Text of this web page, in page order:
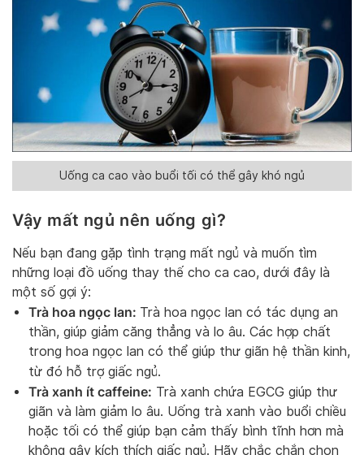
Uống ca cao vào buổi tối có thể gây khó ngủ
Vậy mất ngủ nên uống gì?
Nếu bạn đang gặp tình trạng mất ngủ và muốn tìm
những loại đồ uống thay thế cho ca cao, dưới đây là
một số gợi ý:
Trà hoa ngọc lan: Trà hoa ngọc lan có tác dụng an
thần, giúp giảm căng thẳng và lo âu. Các hợp chất
trong hoa ngọc lan có thể giúp thư giãn hệ thần kinh,
từ đó hỗ trợ giấc ngủ.
Trà xanh ít caffeine: Trà xanh chứa EGCG giúp thư
giãn và làm giảm lo âu. Uống trà xanh vào buổi chiều
hoặc tối có thể giúp bạn cảm thấy bình tĩnh hơn mà
không gây kích thích giấc ngủ. Hãy chắc chắn chọn